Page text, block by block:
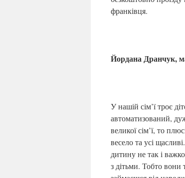
франківця.
Йордана Дранчук,
У нашій сім’ї троє
автоматизований,
великої сім’ї, то
весело та усі
дитину не так і
з дітьми. Тобто вони